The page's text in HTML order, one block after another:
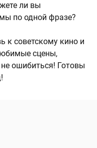
ли вы
по одной фразе?
к советскому кино и
сцены,
ошибиться! Готовы